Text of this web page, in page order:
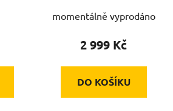
momentálně vyprodáno
2 999 Kč
DO KOŠÍKU